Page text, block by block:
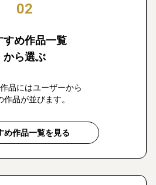
02
すめ作品一覧
から選ぶ
品にはユーザーから
作品が並びます。
め作品一覧を見る